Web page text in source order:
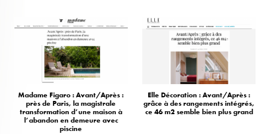
Madame Figaro : Avant/Après :
près de Paris, la magistrale
transformation d’une maison à
l’abandon en demeure avec
piscine
Elle Décoration : Avant/Après :
grâce à des rangements intégrés,
ce 46 m2 semble bien plus grand